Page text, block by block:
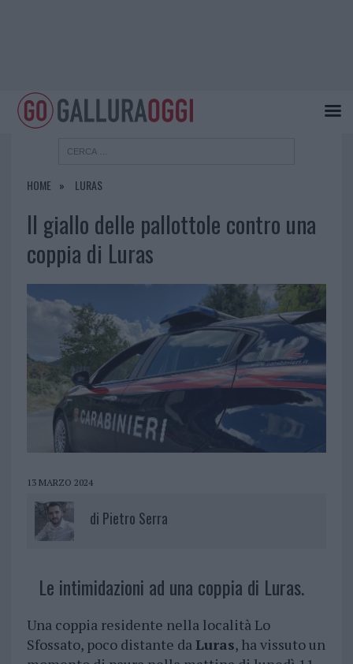
HOME LURAS
Il giallo delle pallottole contro una
coppia di Luras
13 MARZO 2024
di Pietro Serra
Le intimidazioni ad una coppia di Luras.
Una coppia residente nella località Lo
Sfossato, poco distante daLuras, ha vissuto un